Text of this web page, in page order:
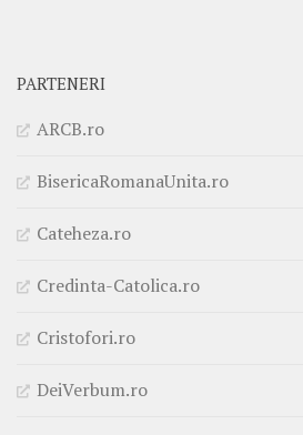
PARTENERI
ARCB.ro
BisericaRomanaUnita.ro
Cateheza.ro
Credinta-Catolica.ro
Cristofori.ro
DeiVerbum.ro